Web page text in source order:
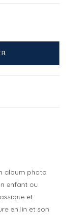
album photo
enfant ou
et
en lin et son